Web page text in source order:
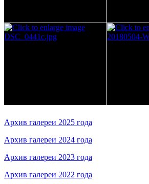
Архив галереи 2025 года
Архив галереи 2024 года
Архив галереи 2023 года
Архив галереи 2022 года